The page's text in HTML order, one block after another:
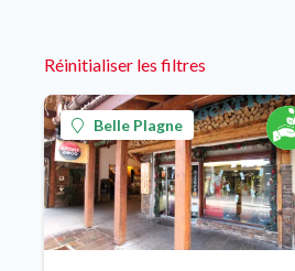
Réinitialiser les filtres
Belle Plagne